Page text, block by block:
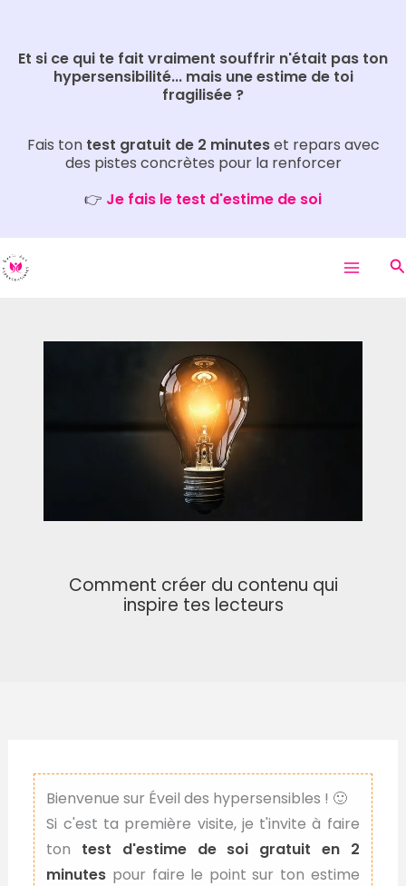
contenu
Et si ce qui te fait vraiment souffrir n'était pas ton
hypersensibilité... mais une estime de toi
fragilisée ?
Fais ton test gratuit de 2 minuteset repars avec
des pistes concrètes pour la renforcer
👉 Je fais le test d'estime de soi
Comment créer du contenu qui
inspire tes lecteurs
Bienvenue sur Éveil des hypersensibles ! 🙂
Si c'est ta première visite, je t'invite à faire
ton test d'estime de soi gratuit en 2
minutes pour faire le point sur ton estime